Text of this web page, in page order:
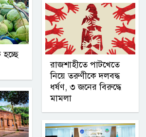
হচ্ছে
রাজশাহীতে পাটখেতে
নিয়ে তরুণীকে দলবদ্ধ
ধর্ষণ, ৩ জনের বিরুদ্ধে
মামলা